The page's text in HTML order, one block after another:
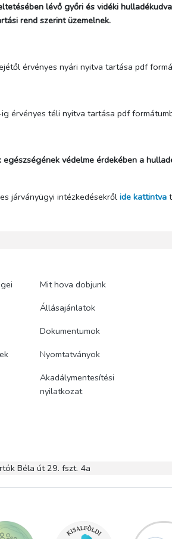
lévő győri és vidéki
rend szerint üzemelnek.
érvényes nyári nyitva tartása pdf
érvényes téli nyitva tartása pdf
védelme érdekében a
járványügyi intézkedésekrőlide kattintva
Mit hova dobjunk
Állásajánlatok
Dokumentumok
Nyomtatványok
Akadálymentesítési
nyilatkozat
Béla út 29. fszt. 4a